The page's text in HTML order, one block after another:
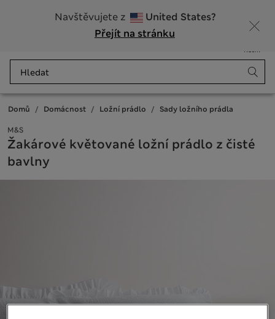
Navštěvujete z
United States?
Přejít na stránku
Košík
Domů Domácnost Ložní prádlo Sady ložního prádla
M&S
Žakárové květované ložní prádlo z čisté
bavlny